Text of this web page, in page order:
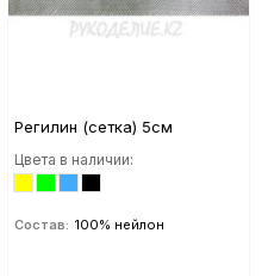
Регилин (сетка) 5см
Цвета в наличии:
Состав: 100% нейлон